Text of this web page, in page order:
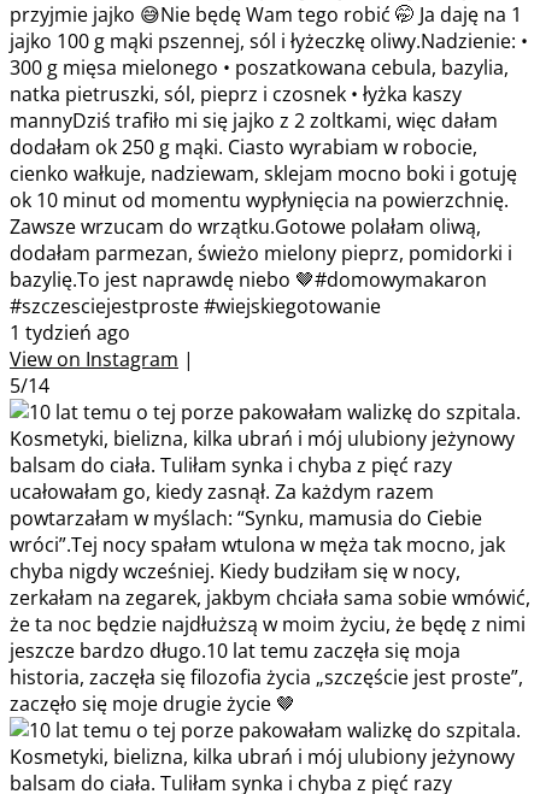
przyjmie jajko 😅Nie będę Wam tego robić 🤭 Ja daję na 1
jajko 100 g mąki pszennej, sól i łyżeczkę oliwy.Nadzienie: •
300 g mięsa mielonego • poszatkowana cebula, bazylia,
natka pietruszki, sól, pieprz i czosnek • łyżka kaszy
mannyDziś trafiło mi się jajko z 2 zoltkami, więc dałam
dodałam ok 250 g mąki. Ciasto wyrabiam w robocie,
cienko wałkuje, nadziewam, sklejam mocno boki i gotuję
ok 10 minut od momentu wypłynięcia na powierzchnię.
Zawsze wrzucam do wrzątku.Gotowe polałam oliwą,
dodałam parmezan, świeżo mielony pieprz, pomidorki i
bazylię.To jest naprawdę niebo 🤎#domowymakaron
#szczesciejestproste #wiejskiegotowanie
1 tydzień ago
View on Instagram |
5/14